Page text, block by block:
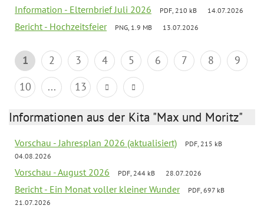
Information - Elternbrief Juli 2026 PDF, 210 kB 14.07.2026
Bericht - Hochzeitsfeier PNG, 1.9 MB 13.07.2026
1 2 3 4 5 6 7 8
9
10
... 13
Informationen aus der Kita "Max und Moritz"
Vorschau - Jahresplan 2026 (aktualisiert)
PDF, 215 kB
04.08.2026
Vorschau - August 2026 PDF, 244 kB 28.07.2026
Bericht - Ein Monat voller kleiner Wunder
PDF, 697 kB
21.07.2026